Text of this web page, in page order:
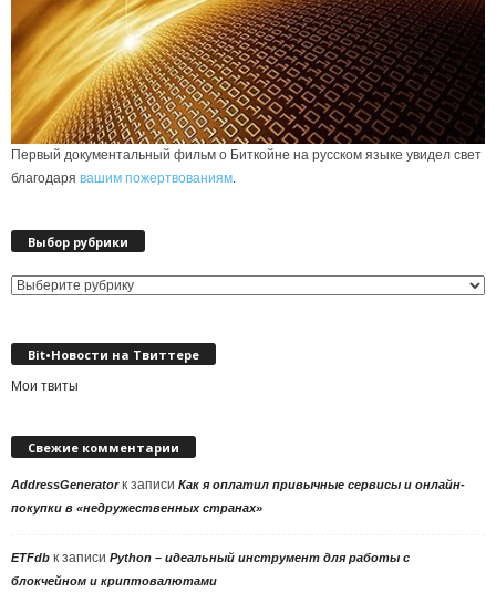
Первый документальный фильм о Биткойне на русском языке увидел свет
благодаря вашим пожертвованиям
Выбор рубрики
Выбор
Bit•Новости на Твиттере
Мои твиты
Свежие комментарии
AddressGeneratorк записи Как я оплатил привычные сервисы и онлайн-
покупки в «недружественных странах»
ETFdb к записи Python – идеальный инструмент для работы с
блокчейном и криптовалютами